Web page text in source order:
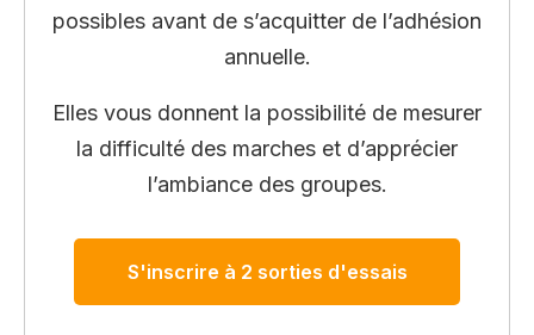
possibles avant de s’acquitter de l’adhésion
annuelle.
Elles vous donnent la possibilité de mesurer
la difficulté des marches et d’apprécier
l’ambiance des groupes.
S'inscrire à 2 sorties d'essais